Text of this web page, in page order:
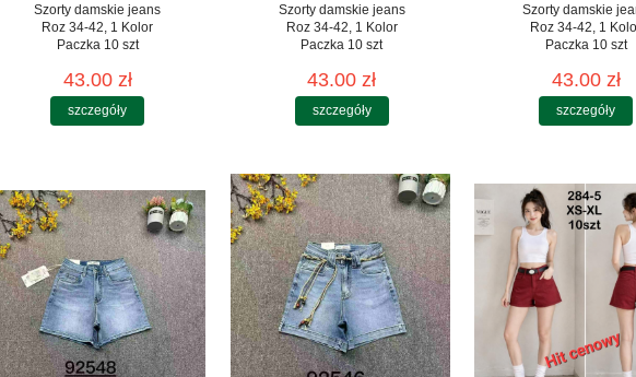
Szorty damskie jeans
Roz 34-42, 1 Kolor
Paczka 10 szt
43.00 zł
szczegóły
Szorty damskie jeans
Roz 34-42, 1 Kolor
Paczka 10 szt
43.00 zł
szczegóły
Szorty damskie
Roz 34-42, 1
Paczka 10 szt
43.00 zł
szczegóły